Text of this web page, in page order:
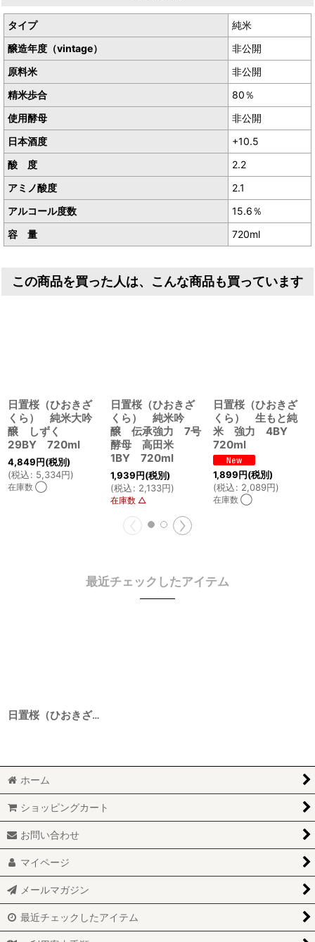
Canonの味わいの音階は長調（メジャースケール）。
その対比としてAutumn Leavesは短調（マイナースケール）で構成
された味わい。
タイプ
純米
醸造年度（vintage）
非公開
原料米
非公開
精米歩合
80％
使用酵母
非公開
日本酒度
+10.5
酸 度
2.2
アミノ酸度
2.1
アルコール度数
15.6％
容 量
720ml
この商品を買った人は、こんな商品も買っています
日置桜（ひおきざ
くら） 純米大吟
醸 しずく
29BY 720ml
4,849円(税別)
(税込: 5,334円)
在庫数 ◯
日置桜（ひおきざ
くら） 純米吟
醸 伝承強力 7号
酵母 高田米
1BY 720ml
1,939円(税別)
(税込: 2,133円)
在庫数 △
日置桜（ひおきざ
くら） 生もと純
米 強力 4BY
720ml
1,899円(税別)
(税込: 2,089円)
在庫数 ◯
最近チェックしたアイテム
日置桜（ひおきざくら） 純米 Autumn Leaves（枯葉） 720ml
ホーム
ショッピングカート
お問い合わせ
マイページ
メールマガジン
最近チェックしたアイテム